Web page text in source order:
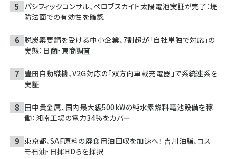
パシフィックコンサル、ペロブスカイト太陽電池実証が完了：堤
防法面での有効性を確認
脱炭素要請を受ける中小企業、7割超が「自社単独で対応」の
実態：日商・東商調査
豊田自動織機、V2G対応の「双方向車載充電器」で系統連系を
実証
田中貴金属、国内最大級500kWの純水素燃料電池設備を稼
働：湘南工場の電力34％をカバー
東京都、SAF原料の廃食用油回収を加速へ！ 吉川油脂、コス
モ石油・日揮HDらを採択